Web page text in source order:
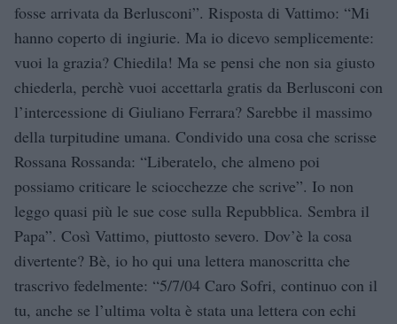
fosse arrivata da Berlusconi”. Risposta di Vattimo: “Mi
hanno coperto di ingiurie. Ma io dicevo semplicemente:
vuoi la grazia? Chiedila! Ma se pensi che non sia giusto
chiederla, perchè vuoi accettarla gratis da Berlusconi con
l’intercessione di Giuliano Ferrara? Sarebbe il massimo
della turpitudine umana. Condivido una cosa che scrisse
Rossana Rossanda: “Liberatelo, che almeno poi
possiamo criticare le sciocchezze che scrive”. Io non
leggo quasi più le sue cose sulla Repubblica. Sembra il
Papa”. Così Vattimo, piuttosto severo. Dov’è la cosa
divertente? Bè, io ho qui una lettera manoscritta che
trascrivo fedelmente: “5/7/04 Caro Sofri, continuo con il
tu, anche se l’ultima volta è stata una lettera con echi